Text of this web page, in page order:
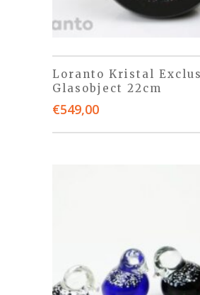
Loranto Kristal
Glasobject 22cm
€549,00